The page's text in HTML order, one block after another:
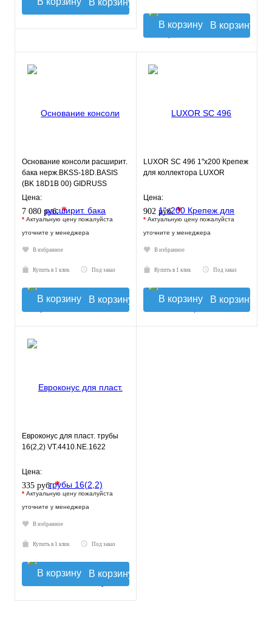
В корзину
В корзину
Основание консоли расширит.
бака нерж.BKSS-18D.BASIS
(BK 18D1B 00) GIDRUSS
Цена:
7 080 руб.*
* Актуальную цену пожалуйста
уточните у менеджера
В избранное
Купить в 1 клик Под заказ
В корзину
LUXOR SС 496 1"х200 Крепеж
для коллектора LUXOR
Цена:
902 руб.*
* Актуальную цену пожалуйста
уточните у менеджера
В избранное
Купить в 1 клик Под заказ
В корзину
Евроконус для пласт. трубы
16(2,2) VT.4410.NE.1622
Цена:
335 руб.*
* Актуальную цену пожалуйста
уточните у менеджера
В избранное
Купить в 1 клик Под заказ
В корзину